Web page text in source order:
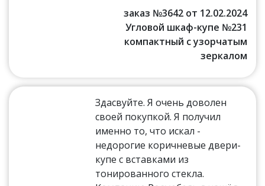
заказ №3642 от 12.02.2024
Угловой шкаф-купе №231
компактный с узорчатым
зеркалом
Здасвуйте. Я очень доволен
своей покупкой. Я получил
именно то, что искал -
недорогие коричневые двери-
купе с вставками из
тонированного стекла.